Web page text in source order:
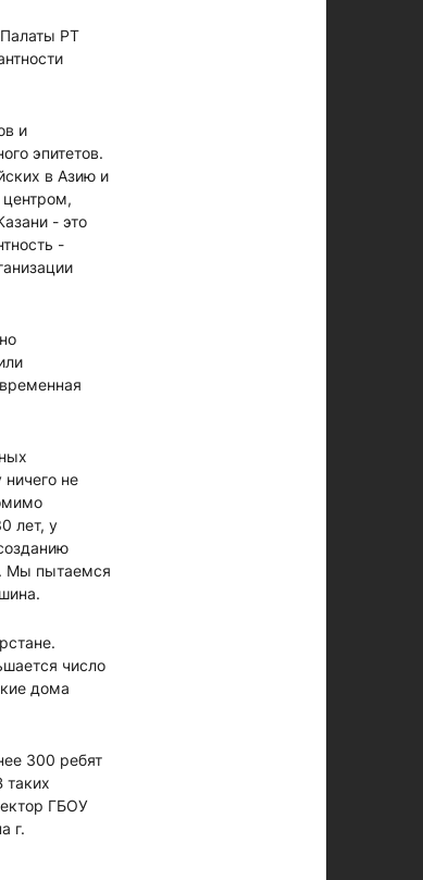
РТ
и
эпитетов.
в Азию и
- это
-
не
лет, у
Мы пытаемся
число
дома
300 ребят
таких
ГБОУ
г.